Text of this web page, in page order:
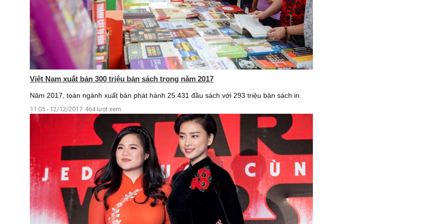
Việt Nam xuất bản 300 triệu bản sách trong năm 2017
Năm 2017, toàn ngành xuất bản phát hành 25.431 đầu sách với 293 triệu bản sách in.
11:05 - 12/12/2017 464 lượt xem